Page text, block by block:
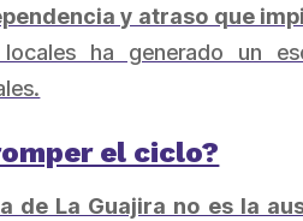
y atraso que
ha generado un
el ciclo?
de La Guajira no es la